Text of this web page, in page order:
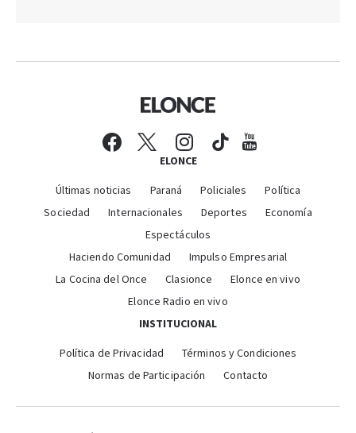
ELONCE
Últimas noticias Paraná Policiales
Política
Sociedad
Internacionales Deportes
Economía
Espectáculos
Haciendo Comunidad
Impulso Empresarial
La Cocina del Once
Clasionce
Elonce en vivo
Elonce Radio en vivo
INSTITUCIONAL
Política de Privacidad
Términos y Condiciones
Normas de Participación
Contacto